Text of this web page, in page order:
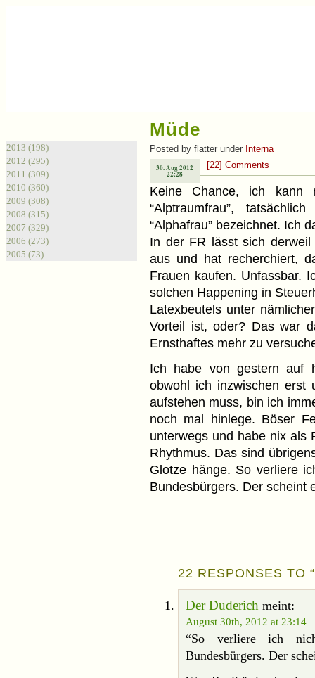
2013 (198)
2012 (295)
2011 (309)
2010 (360)
2009 (308)
2008 (315)
2007 (329)
2006 (273)
2005 (73)
Müde
Posted by flatter under Interna
[22] Comments
30. Aug 2012
22:28
Keine Chance, ich kann
“Alptraumfrau”,
“Alphafrau” bezeichnet. Ich
In der FR lässt sich derweil
aus und hat recherchiert,
Frauen kaufen. Unfassbar.
solchen Happening in
Latexbeutels unter
Vorteil ist, oder? Das war
Ernsthaftes mehr zu
Ich habe von gestern auf
obwohl ich inzwischen erst
aufstehen muss, bin ich
noch mal hinlege. Böser
unterwegs und habe nix als
Rhythmus. Das sind
Glotze hänge. So verliere
Bundesbürgers. Der scheint
22 RESPONSES TO
Der Duderich meint:
August 30th, 2012 at 23:14
“So verliere ich
Bundesbürgers. Der